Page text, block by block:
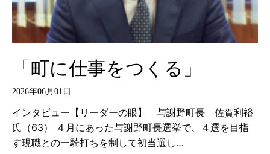
「町に仕事をつくる」
2026年06月01日
インタビュー【リーダーの眼】 与謝野町長 佐賀利裕
氏（63） ４月にあった与謝野町長選挙で、４選を目指
す現職との一騎打ちを制して初当選し…